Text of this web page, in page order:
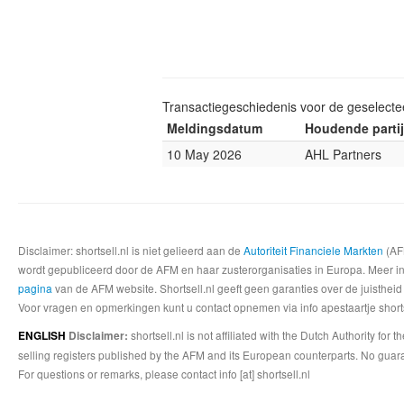
Transactiegeschiedenis voor de
Meldingsdatum
Houdende partij
10 May 2026
AHL Partners
Disclaimer: shortsell.nl is niet gelieerd aan de Autoriteit Financiele Markten
wordt gepubliceerd door de AFM en haar zusterorganisaties in Europa.
pagina van de AFM website. Shortsell.nl geeft geen garanties over de
Voor vragen en opmerkingen kunt u contact opnemen via info apestaartje
ENGLISH Disclaimer: shortsell.nl is not affiliated with the Dutch Authority for
selling registers published by the AFM and its European counterparts. No
For questions or remarks, please contact info [at] shortsell.nl